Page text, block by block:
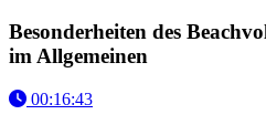
Besonderheiten des
im Allgemeinen
00:16:43